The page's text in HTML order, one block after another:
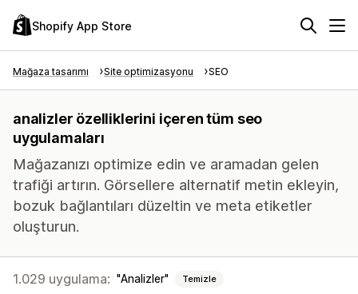
Shopify App Store
Mağaza tasarımı Site optimizasyonu SEO
analizler özelliklerini içeren tüm seo
uygulamaları
Mağazanızı optimize edin ve aramadan gelen
trafiği artırın. Görsellere alternatif metin ekleyin,
bozuk bağlantıları düzeltin ve meta etiketler
oluşturun.
1.029 uygulama: Analizler Temizle